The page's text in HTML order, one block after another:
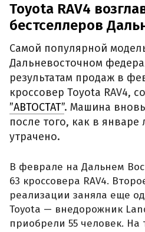
Toyota RAV4
бестселлеров
Самой популярной
Дальневосточном
результатам продаж в
кроссовер Toyota RAV4,
”АВТОСТАТ”. Машина вновь
после того, как в
утрачено.
В феврале на Дальнем
63 кроссовера RAV4.
реализации заняла еще
Toyota — внедорожник
приобрели 55 человек. На